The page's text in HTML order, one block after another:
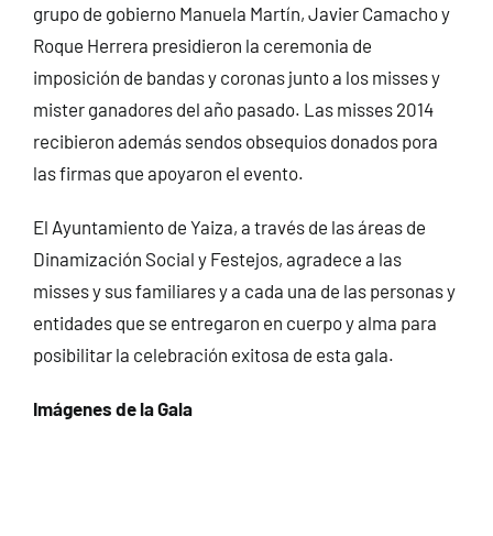
grupo de gobierno Manuela Martín, Javier Camacho y
Roque Herrera presidieron la ceremonia de
imposición de bandas y coronas junto a los misses y
mister ganadores del año pasado. Las misses 2014
recibieron además sendos obsequios donados pora
las firmas que apoyaron el evento.
El Ayuntamiento de Yaiza, a través de las áreas de
Dinamización Social y Festejos, agradece a las
misses y sus familiares y a cada una de las personas y
entidades que se entregaron en cuerpo y alma para
posibilitar la celebración exitosa de esta gala.
Imágenes de la Gala